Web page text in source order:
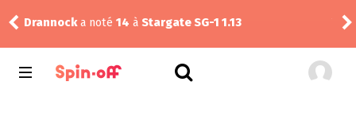
Drannocka noté 14 à Stargate SG-1 1.13